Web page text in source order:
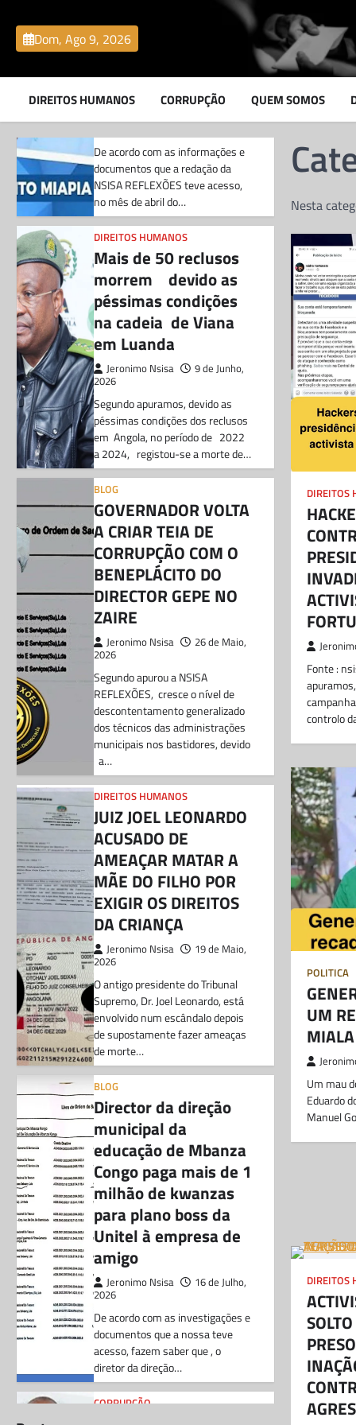
contentDom, Ago 9, 2026
DIREITOS HUMANOS CORRUPÇÃO QUEM SOMOS
Nesta
DIREITOS
Fonte :
controlo
POLITICA
UM
MIALA
Um mau
Eduardo
Manuel
DIREITOS
Zaíre e seu sobrinho
envolvidos no
combustivel
De acordo com as informações e
documentos que a redação da
NSISA REFLEXÕES teve acesso,
no mês de abril do…
DIREITOS HUMANOS
Mais de 50 reclusos
morrem devido as
péssimas condições
na cadeia de Viana
em Luanda
Jeronimo Nsisa
9 de Junho,
2026
Segundo apuramos, devido as
péssimas condições dos reclusos
em Angola, no período de 2022
a 2024, registou-se a morte de…
BLOG
GOVERNADOR VOLTA
A CRIAR TEIA DE
CORRUPÇÃO COM O
BENEPLÁCITO DO
DIRECTOR GEPE NO
ZAIRE
Jeronimo Nsisa
26 de Maio,
2026
Segundo apurou a NSISA
REFLEXÕES, cresce o nível de
descontentamento generalizado
dos técnicos das administrações
municipais nos bastidores, devido
a…
DIREITOS HUMANOS
JUIZ JOEL LEONARDO
ACUSADO DE
AMEAÇAR MATAR A
MÃE DO FILHO POR
EXIGIR OS DIREITOS
DA CRIANÇA
Jeronimo Nsisa
19 de Maio,
2026
O antigo presidente do Tribunal
Supremo, Dr. Joel Leonardo, está
envolvido num escândalo depois
de supostamente fazer ameaças
de morte…
BLOG
Director da direção
municipal da
educação de Mbanza
Congo paga mais de 1
milhão de kwanzas
para plano boss da
Unitel à empresa de
amigo
Jeronimo Nsisa
16 de Julho,
2026
De acordo com as investigações e
documentos que a nossa teve
acesso, fazem saber que , o
diretor da direção…
CORRUPÇÃO
BLOG
Director da
direção
municipal da
educação de
Mbanza
Congo paga
CORRUPÇÃO
Chefe do